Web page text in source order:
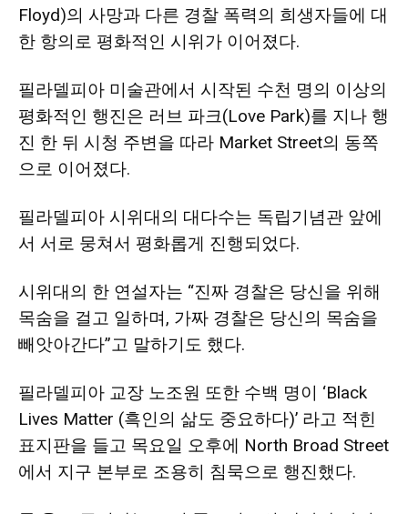
Floyd)의 사망과 다른 경찰 폭력의 희생자들에 대
한 항의로 평화적인 시위가 이어졌다.
필라델피아 미술관에서 시작된 수천 명의 이상의
평화적인 행진은 러브 파크(Love Park)를 지나 행
진 한 뒤 시청 주변을 따라 Market Street의 동쪽
으로 이어졌다.
필라델피아 시위대의 대다수는 독립기념관 앞에
서 서로 뭉쳐서 평화롭게 진행되었다.
시위대의 한 연설자는 “진짜 경찰은 당신을 위해
목숨을 걸고 일하며, 가짜 경찰은 당신의 목숨을
빼앗아간다”고 말하기도 했다.
필라델피아 교장 노조원 또한 수백 명이 ‘Black
Lives Matter (흑인의 삶도 중요하다)’ 라고 적힌
표지판을 들고 목요일 오후에 North Broad Street
에서 지구 본부로 조용히 침묵으로 행진했다.